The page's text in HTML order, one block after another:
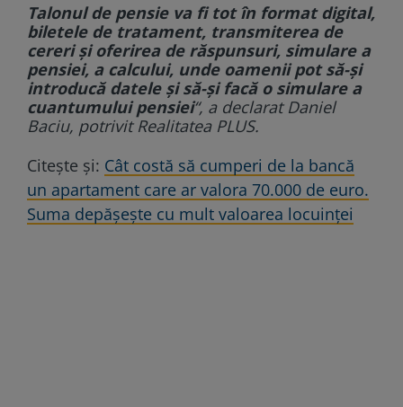
Talonul de pensie va fi tot în format digital,
biletele de tratament, transmiterea de
cereri și oferirea de răspunsuri, simulare a
pensiei, a calcului, unde oamenii pot să-și
introducă datele și să-și facă o simulare a
cuantumului pensiei“, a declarat Daniel
Baciu, potrivit Realitatea PLUS.
Citește și: Cât costă să cumperi de la bancă
un apartament care ar valora 70.000 de euro.
Suma depășește cu mult valoarea locuinței